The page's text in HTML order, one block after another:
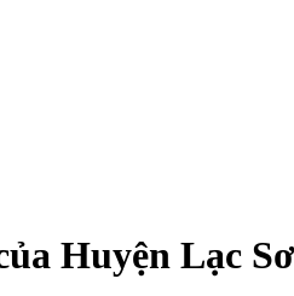
Huyện Lạc